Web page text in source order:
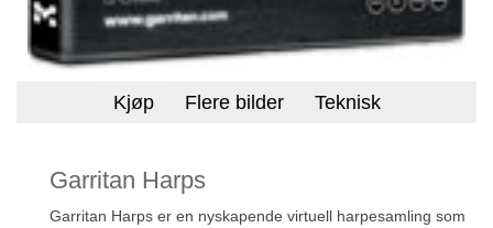
Flere bilder Teknisk
Garritan Harps
Garritan Harps er en nyskapende virtuell harpesamling som